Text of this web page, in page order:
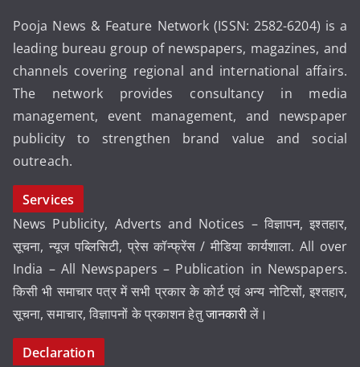
Pooja News & Feature Network (ISSN: 2582-6204) is a
leading bureau group of newspapers, magazines, and
channels covering regional and international affairs.
The network provides consultancy in media
management, event management, and newspaper
publicity to strengthen brand value and social
outreach.
Services
News Publicity, Adverts and Notices – विज्ञापन, इश्तहार,
सूचना, न्यूज पब्लिसिटी, प्रेस कॉन्फ्रेंस / मीडिया कार्यशाला. All over
India – All Newspapers – Publication in Newspapers.
किसी भी समाचार पत्र में सभी प्रकार के कोर्ट एवं अन्य नोटिसों, इश्तहार,
सूचना, समाचार, विज्ञापनों के प्रकाशन हेतुजानकारीलें।
Declaration